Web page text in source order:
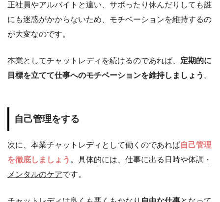
正社員やアルバイトと違い、サボったり休んだりしても誰
にも迷惑がかからないため、モチベーションを維持するの
が大変なのです。
本業としてチャットレディを続けるのであれば、 定期的に
目標を立てて仕事へのモチベーションを維持しましょう 。
自己管理をする
次に、本業チャットレディとして働くのであれば自己管理
を徹底しましょう 。具体的には、 仕事に出る日時や体調・
メンタルのケアです。